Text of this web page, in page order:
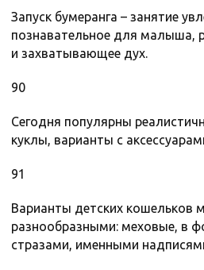
Запуск бумеранга – занятие
познавательное для малыша,
и захватывающее дух.
90
Сегодня популярны
куклы, варианты с
91
Варианты детских кошельков
разнообразными: меховые, в
стразами, именными